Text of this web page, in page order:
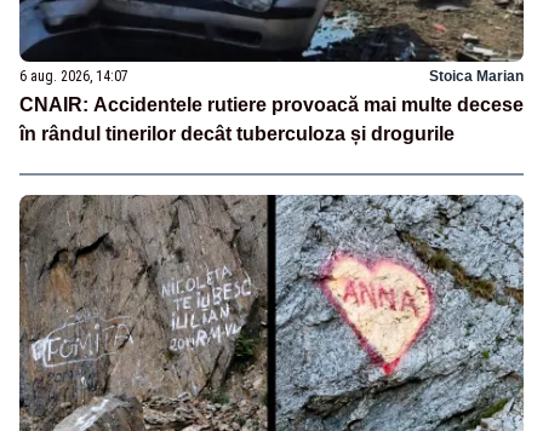
6 aug. 2026, 14:07 Stoica Marian
CNAIR: Accidentele rutiere provoacă mai multe decese
în rândul tinerilor decât tuberculoza și drogurile